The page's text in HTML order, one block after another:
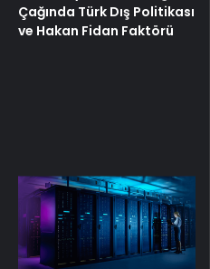
Çağında Türk Dış Politikası
ve Hakan Fidan Faktörü